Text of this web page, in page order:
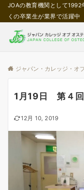
JOAの教育機関として
くの卒業生が業界で活躍中
ジャパン・カレッジ・オ
1月19日 第４回
12月 10, 2019